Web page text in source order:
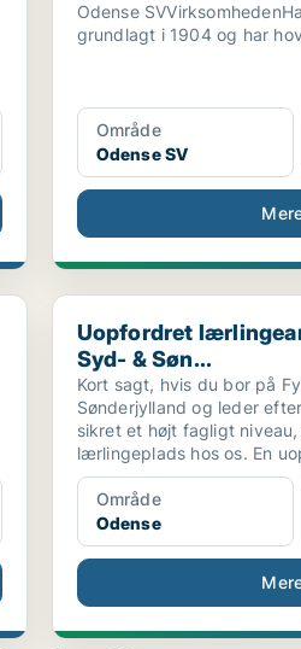
Odense
grundlagt i 1904 og har
Område
Odense SV
Uopfordret
Uopfordret
Syd- & Søn...
Kort sagt, hvis du bor på
Sønderjylland og leder
sikret et højt fagligt
lærlingeplads
Område
Odense